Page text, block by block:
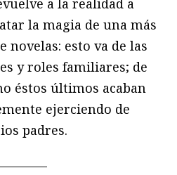
a la realidad a
la magia de una más
novelas: esto va de las
y roles familiares; de
éstos últimos acaban
ejerciendo de
padres.